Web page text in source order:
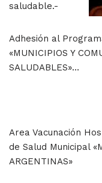
saludable.-
Adhesión al
«MUNICIPIOS Y
SALUDABLES»…
Area Vacunación
de Salud Municipal
ARGENTINAS»